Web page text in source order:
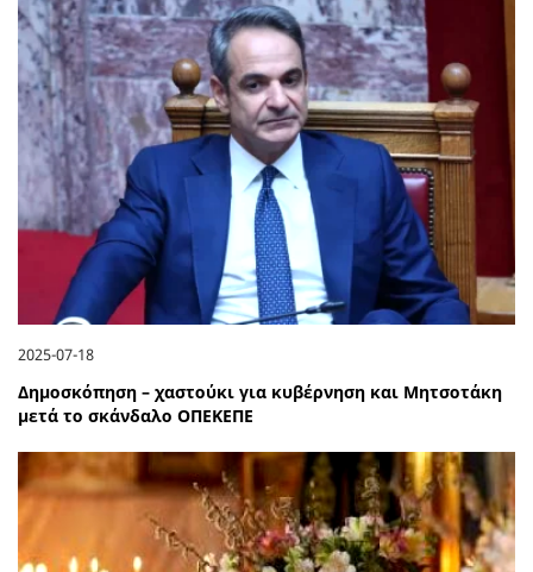
2025-07-18
Δημοσκόπηση – χαστούκι για κυβέρνηση και Μητσοτάκη
μετά το σκάνδαλο ΟΠΕΚΕΠΕ